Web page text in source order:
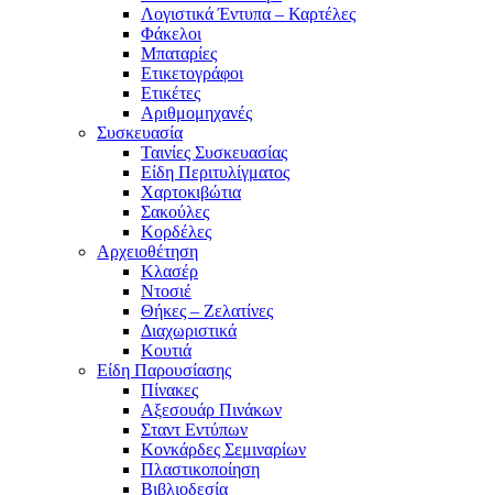
Λογιστικά Έντυπα – Καρτέλες
Φάκελοι
Μπαταρίες
Ετικετογράφοι
Ετικέτες
Αριθμομηχανές
Συσκευασία
Ταινίες Συσκευασίας
Είδη Περιτυλίγματος
Χαρτοκιβώτια
Σακούλες
Κορδέλες
Αρχειοθέτηση
Κλασέρ
Ντοσιέ
Θήκες – Ζελατίνες
Διαχωριστικά
Κουτιά
Είδη Παρουσίασης
Πίνακες
Αξεσουάρ Πινάκων
Σταντ Εντύπων
Κονκάρδες Σεμιναρίων
Πλαστικοποίηση
Βιβλιοδεσία